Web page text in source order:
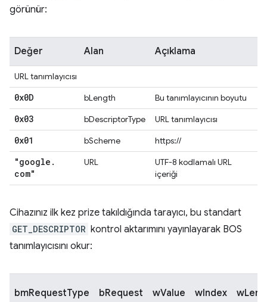
görünür:
Değer Alan Açıklama
URL tanımlayıcısı
0x0D bLength Bu tanımlayıcının boyutu
0x03 bDescriptorType URL tanımlayıcısı
0x01 bScheme https://
"google .
com"
URL
UTF-8 kodlamalı URL
içeriği
Cihazınız ilk kez prize takıldığında tarayıcı, bu standart
GET_DESCRIPTOR kontrol aktarımını yayınlayarak BOS
tanımlayıcısını okur:
bmRequestType bRequest wValue wIndex